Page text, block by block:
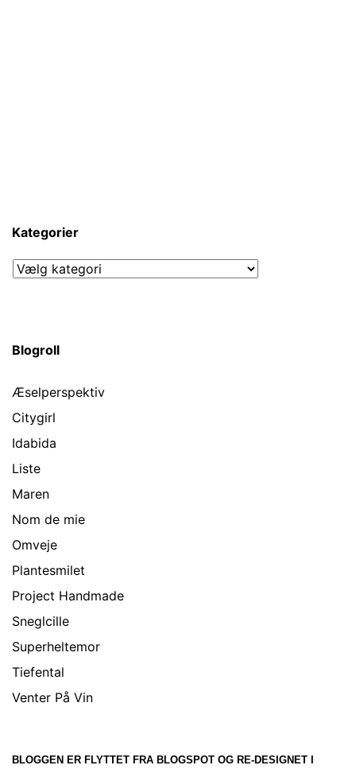
Kategorier
Kategorier
Blogroll
Æselperspektiv
Citygirl
Idabida
Liste
Maren
Nom de mie
Omveje
Plantesmilet
Project Handmade
Sneglcille
Superheltemor
Tiefental
Venter På Vin
BLOGGEN ER FLYTTET FRA BLOGSPOT OG RE-DESIGNET I